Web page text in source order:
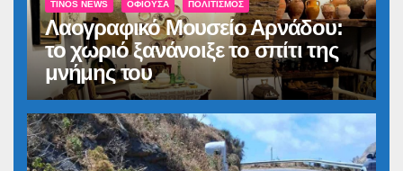
TINOS NEWS ΟΦΙΟΎΣΑ ΠΟΛΙΤΙΣΜΌΣ
Λαογραφικό Μουσείο Αρνάδου:
το χωριό ξανάνοιξε το σπίτι της
μνήμης του